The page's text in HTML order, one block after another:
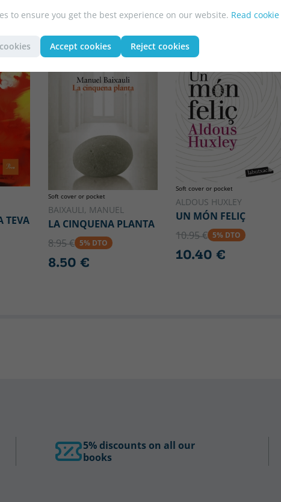
to ensure you get the best experience on our website. Read
Accept cookies Reject cookies
TEVA
Soft cover or pocket
BAIXAULI, MANUEL
LA CINQUENA PLANTA
8.95 € 5% DTO
8.50 €
Soft cover or pocket
ALDOUS HUXLEY
UN MÓN FELIÇ
10.95 € 5% DTO
10.40 €
5% discounts on all our
books